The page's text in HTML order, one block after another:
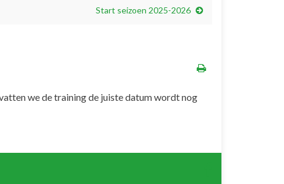
Start seizoen 2025-2026
we de training de juiste datum wordt nog